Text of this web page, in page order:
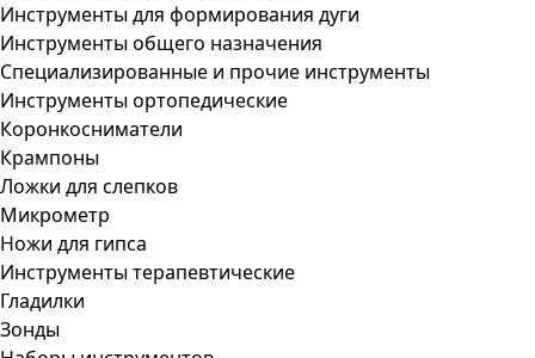
Инструменты для формирования дуги
Инструменты общего назначения
Специализированные и прочие инструменты
Инструменты ортопедические
Коронкосниматели
Крампоны
Ложки для слепков
Микрометр
Ножи для гипса
Инструменты терапевтические
Гладилки
Зонды